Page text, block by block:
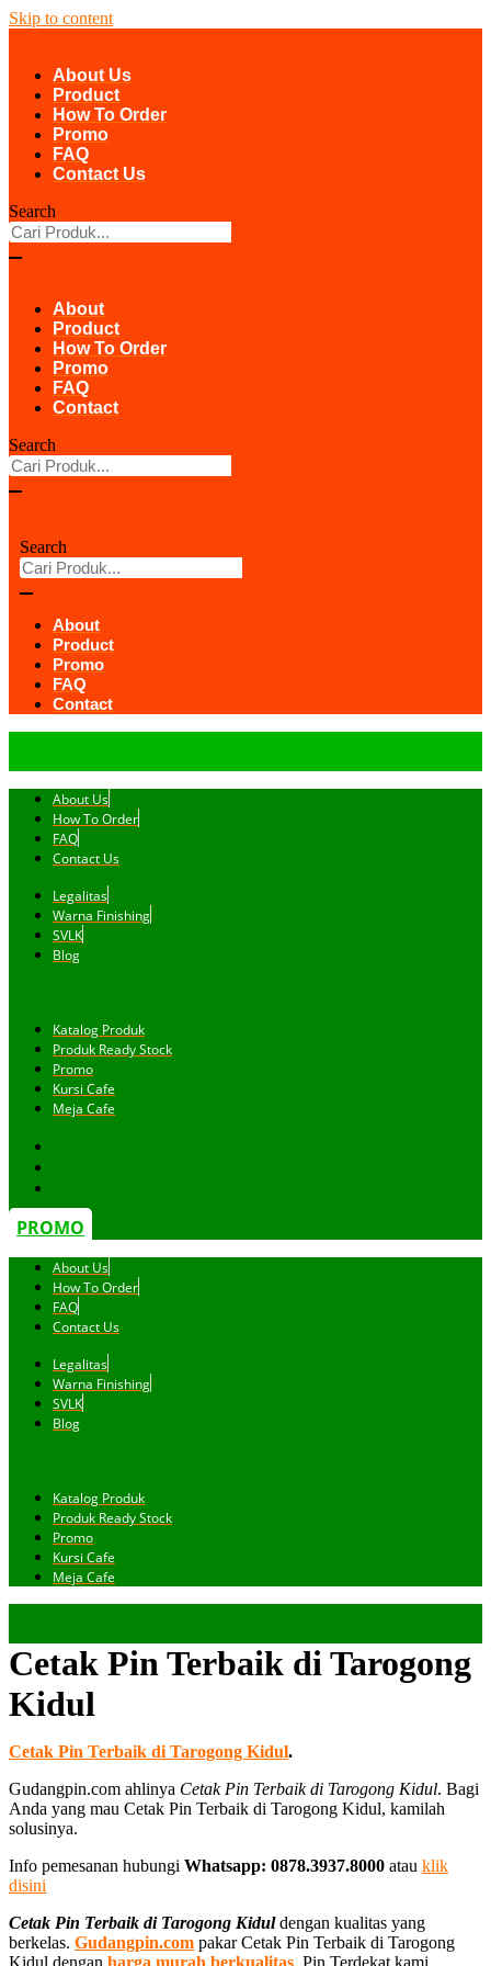
Skip to content
About Us
Product
How To Order
Promo
FAQ
Contact Us
Search
About
Product
How To Order
Promo
FAQ
Contact
Search
Search
About
Product
Promo
FAQ
Contact
About Us
How To Order
FAQ
Contact Us
Legalitas
Warna Finishing
SVLK
Blog
Katalog Produk
Produk Ready Stock
Promo
Kursi Cafe
Meja Cafe
PROMO
About Us
How To Order
FAQ
Contact Us
Legalitas
Warna Finishing
SVLK
Blog
Katalog Produk
Produk Ready Stock
Promo
Kursi Cafe
Meja Cafe
Cetak Pin Terbaik di Tarogong
Kidul
Cetak Pin Terbaik di Tarogong Kidul.
Gudangpin.com ahlinya Cetak Pin Terbaik di Tarogong Kidul. Bagi
Anda yang mau Cetak Pin Terbaik di Tarogong Kidul, kamilah
solusinya.
Info pemesanan hubungi Whatsapp: 0878.3937.8000 atau klik
disini
Cetak Pin Terbaik di Tarogong Kidul dengan kualitas yang
berkelas. Gudangpin.com pakar Cetak Pin Terbaik di Tarogong
Kidul dengan harga murah berkualitas . Pin Terdekat kami